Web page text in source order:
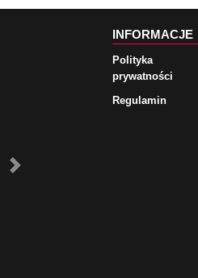
INFORMACJE
Polityka
prywatności
Regulamin